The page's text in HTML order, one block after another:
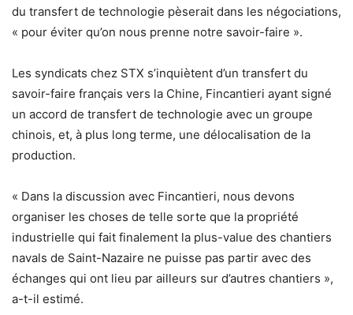
du transfert de technologie pèserait dans les négociations,
« pour éviter qu’on nous prenne notre savoir-faire ».
Les syndicats chez STX s’inquiètent d’un transfert du
savoir-faire français vers la Chine, Fincantieri ayant signé
un accord de transfert de technologie avec un groupe
chinois, et, à plus long terme, une délocalisation de la
production.
« Dans la discussion avec Fincantieri, nous devons
organiser les choses de telle sorte que la propriété
industrielle qui fait finalement la plus-value des chantiers
navals de Saint-Nazaire ne puisse pas partir avec des
échanges qui ont lieu par ailleurs sur d’autres chantiers »,
a-t-il estimé.